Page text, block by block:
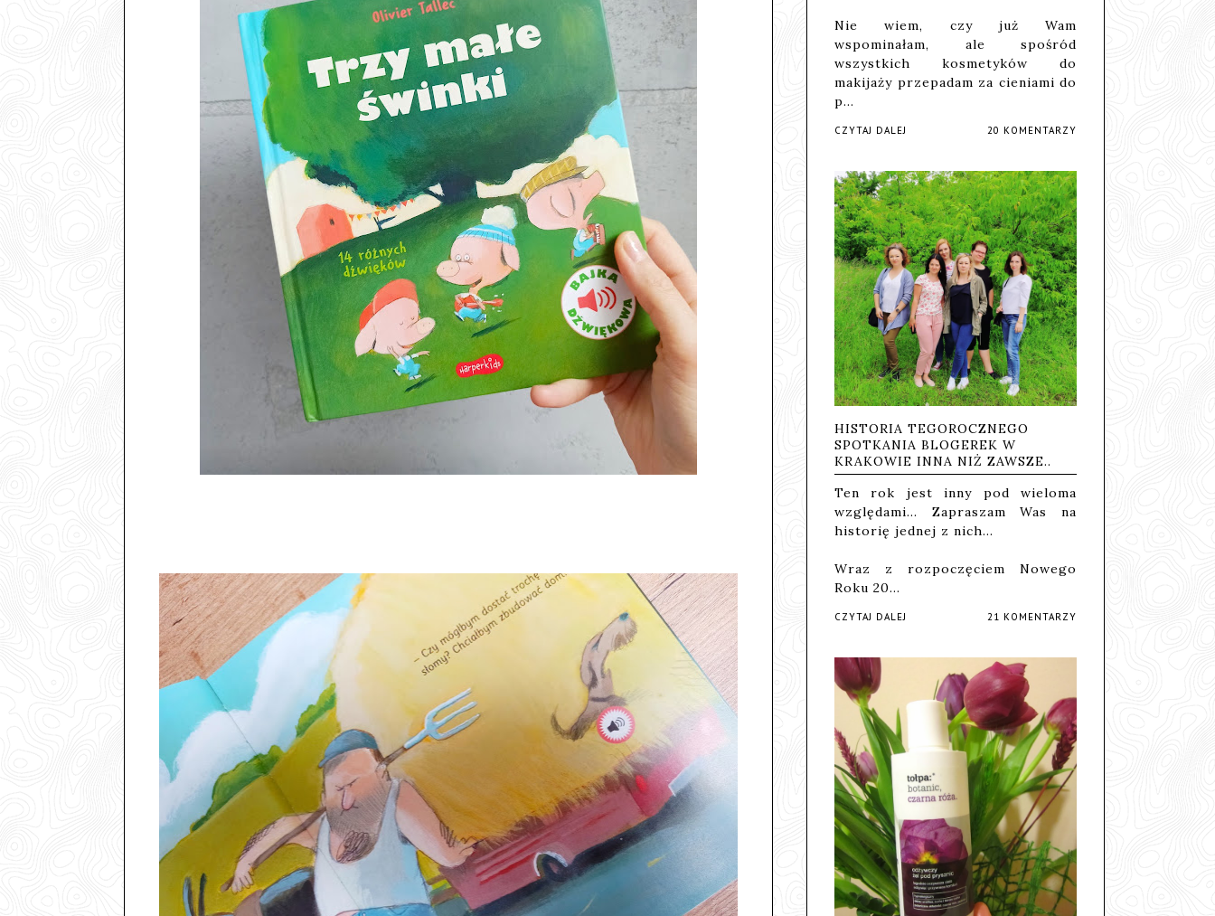
Nie wiem, czy już Wam
wspominałam, ale spośród
wszystkich kosmetyków do
makijaży przepadam za cieniami do
p…
CZYTAJ DALEJ 20 KOMENTARZY
HISTORIA TEGOROCZNEGO
SPOTKANIA BLOGEREK W
KRAKOWIE INNA NIŻ ZAWSZE..
Ten rok jest inny pod wieloma
względami... Zapraszam Was na
historię jednej z nich...
Wraz z rozpoczęciem Nowego
Roku 20…
CZYTAJ DALEJ 21 KOMENTARZY